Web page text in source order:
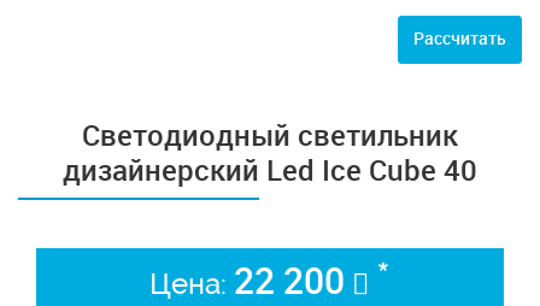
Расcчитать
Cветодиодный светильник
дизайнерский Led Ice Cube 40
Цена: 22 200 *